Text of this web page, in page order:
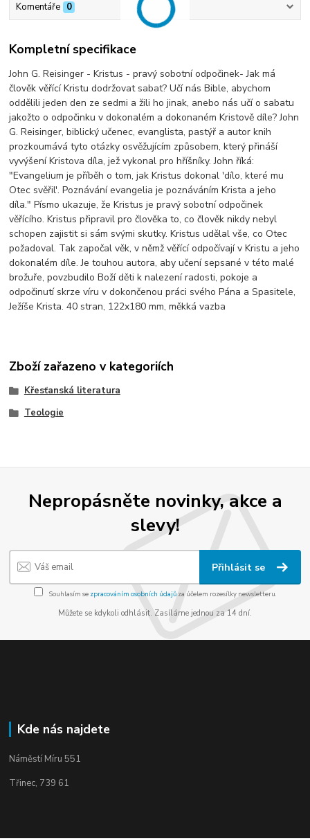
Komentáře 0
Kompletní specifikace
John G. Reisinger - Kristus - pravý sobotní odpočinek- Jak má
člověk věřící Kristu dodržovat sabat? Učí nás Bible, abychom
oddělili jeden den ze sedmi a žili ho jinak, anebo nás učí o sabatu
jakožto o odpočinku v dokonalém a dokonaném Kristově díle? John
G. Reisinger, biblický učenec, evanglista, pastýř a autor knih
prozkoumává tyto otázky osvěžujícím způsobem, který přináší
vyvýšení Kristova díla, jež vykonal pro hříšníky. John říká:
"Evangelium je příběh o tom, jak Kristus dokonal 'dílo, které mu
Otec svěřil'. Poznávání evangelia je poznáváním Krista a jeho
díla." Písmo ukazuje, že Kristus je pravý sobotní odpočinek
věřícího. Kristus připravil pro člověka to, co člověk nikdy nebyl
schopen zajistit si sám svými skutky. Kristus udělal vše, co Otec
požadoval. Tak započal věk, v němž věřící odpočívají v Kristu a jeho
dokonalém díle. Je touhou autora, aby učení sepsané v této malé
brožuře, povzbudilo Boží děti k nalezení radosti, pokoje a
odpočinutí skrze víru v dokončenou práci svého Pána a Spasitele,
Ježíše Krista. 40 stran, 122x180 mm, měkká vazba
Zboží zařazeno v kategoriích
Křesťanská literatura
Teologie
Nepropásněte novinky, akce a
slevy!
Přihlásit se
Souhlasím se zpracováním osobních údajůza účelem rozesílky newsletteru.
Můžete se kdykoli odhlásit. Zasíláme jednou za 14 dní.
Kde nás najdete
Náměstí Míru 551
Třinec, 739 61